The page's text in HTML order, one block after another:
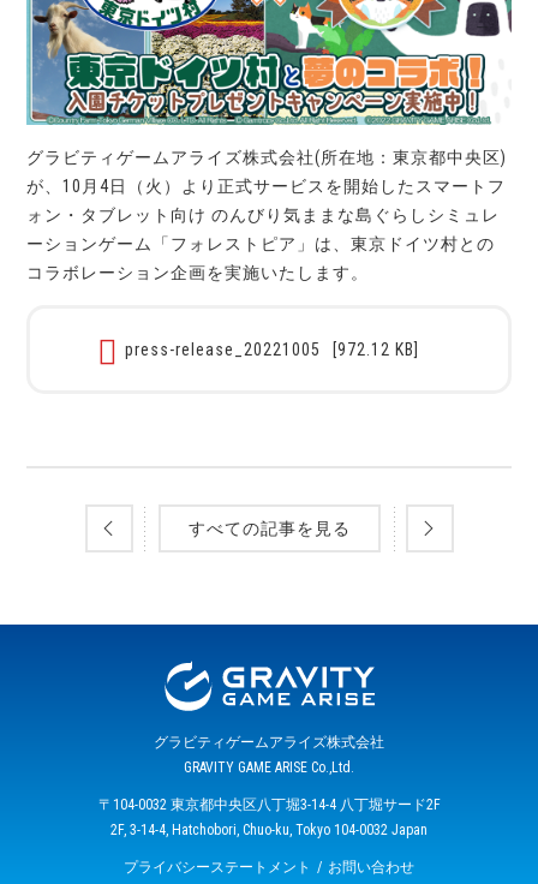
グラビティゲームアライズ株式会社(所在地：東京都中央区)
が、10月4日（火）より正式サービスを開始したスマートフ
ォン・タブレット向け のんびり気ままな島ぐらしシミュレ
ーションゲーム「フォレストピア」は、東京ドイツ村との
コラボレーション企画を実施いたします。
press-release_20221005 [972.12 KB]
すべての記事を見る
グラビティゲームアライズ株式会社
GRAVITY GAME ARISE Co.,Ltd.
〒104-0032 東京都中央区八丁堀3-14-4 八丁堀サード2F
2F, 3-14-4, Hatchobori, Chuo-ku, Tokyo 104-0032 Japan
プライバシーステートメント お問い合わせ